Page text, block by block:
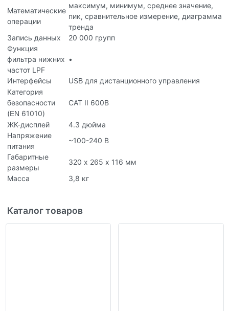
Математические
операции
максимум, минимум, среднее значение,
пик, сравнительное измерение, диаграмма
тренда
Запись данных
20 000 групп
Функция
фильтра нижних
частот LPF
•
Интерфейсы USB для дистанционного управления
Категория
безопасности
(EN 61010)
CAT II 600В
ЖК-дисплей
4.3 дюйма
Напряжение
питания
~100-240 В
Габаритные
размеры
320 х 265 х 116 мм
Масса
3,8 кг
Каталог товаров